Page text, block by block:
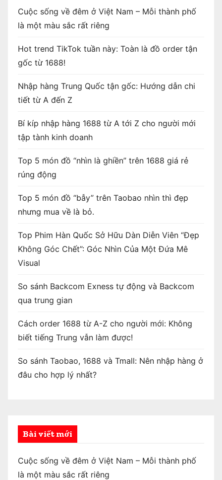
Cuộc sống về đêm ở Việt Nam – Mỗi thành phố
là một màu sắc rất riêng
Hot trend TikTok tuần này: Toàn là đồ order tận
gốc từ 1688!
Nhập hàng Trung Quốc tận gốc: Hướng dẫn chi
tiết từ A đến Z
Bí kíp nhập hàng 1688 từ A tới Z cho người mới
tập tành kinh doanh
Top 5 món đồ “nhìn là ghiền” trên 1688 giá rẻ
rúng động
Top 5 món đồ “bẫy” trên Taobao nhìn thì đẹp
nhưng mua về là bỏ.
Top Phim Hàn Quốc Sở Hữu Dàn Diễn Viên “Đẹp
Không Góc Chết”: Góc Nhìn Của Một Đứa Mê
Visual
So sánh Backcom Exness tự động và Backcom
qua trung gian
Cách order 1688 từ A-Z cho người mới: Không
biết tiếng Trung vẫn làm được!
So sánh Taobao, 1688 và Tmall: Nên nhập hàng ở
đâu cho hợp lý nhất?
Bài viết mới
Cuộc sống về đêm ở Việt Nam – Mỗi thành phố
là một màu sắc rất riêng